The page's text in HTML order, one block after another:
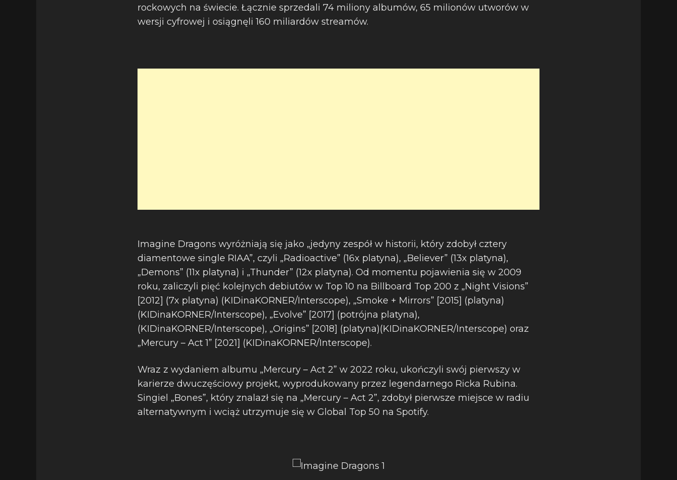
rockowych na świecie. Łącznie sprzedali 74 miliony albumów, 65 milionów utworów w
wersji cyfrowej i osiągnęli 160 miliardów streamów.
Imagine Dragons wyróżniają się jako „jedyny zespół w historii, który zdobył cztery
diamentowe single RIAA”, czyli „Radioactive” (16x platyna), „Believer” (13x platyna),
„Demons” (11x platyna) i „Thunder” (12x platyna). Od momentu pojawienia się w 2009
roku, zaliczyli pięć kolejnych debiutów w Top 10 na Billboard Top 200 z „Night Visions”
[2012] (7x platyna) (KIDinaKORNER/Interscope), „Smoke + Mirrors” [2015] (platyna)
(KIDinaKORNER/Interscope), „Evolve” [2017] (potrójna platyna),
(KIDinaKORNER/Interscope), „Origins” [2018] (platyna)(KIDinaKORNER/Interscope) oraz
„Mercury – Act 1” [2021] (KIDinaKORNER/Interscope).
Wraz z wydaniem albumu „Mercury – Act 2” w 2022 roku, ukończyli swój pierwszy w
karierze dwuczęściowy projekt, wyprodukowany przez legendarnego Ricka Rubina.
Singiel „Bones”, który znalazł się na „Mercury – Act 2”, zdobył pierwsze miejsce w radiu
alternatywnym i wciąż utrzymuje się w Global Top 50 na Spotify.